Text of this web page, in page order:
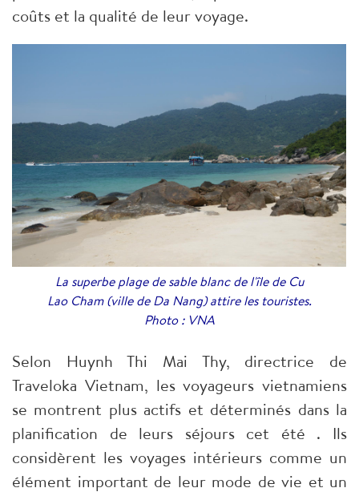
coûts et la qualité de leur voyage.
La superbe plage de sable blanc de l'île de Cu
Lao Cham (ville de Da Nang) attire les touristes.
Photo : VNA
Selon Huynh Thi Mai Thy, directrice de
Traveloka Vietnam, les voyageurs vietnamiens
se montrent plus actifs et déterminés dans la
planification de leurs séjours cet été . Ils
considèrent les voyages intérieurs comme un
élément important de leur mode de vie et un